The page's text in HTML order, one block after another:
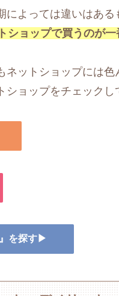
によっては違いはあ
ショップで買うのが一
ットショップには色
ョップをチェックし
を探す▶